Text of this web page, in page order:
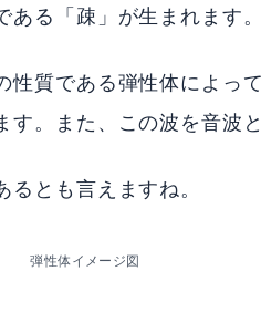
る「疎」が生まれます。
性質である弾性体によっ
。また、この波を音波と
とも言えますね。
弾性体イメージ図